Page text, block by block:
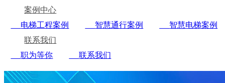
案例中心
电梯工程案例
智慧通行案例
智慧电梯案例
联系我们
职为等你
联系我们